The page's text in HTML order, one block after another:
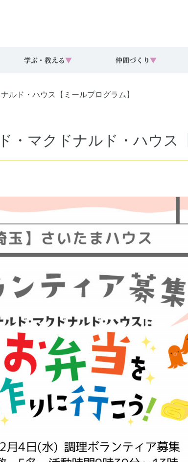
学ぶ・教える▼ 仲間づくり ▼
ルド・ハウス【ミールプログラム】
・マクドナルド・ハウス